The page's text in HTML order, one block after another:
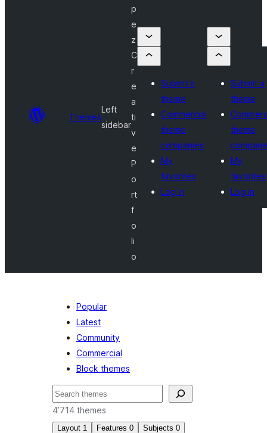
Themes
Left
sidebar
p
e
z
C
r
e
a
ti
v
e
P
o
rt
f
o
li
o
Submit a
theme
Commercial
theme
companies
My
favorites
Log in
Submit a
theme
theme
My
favorites
Log in
Popular
Latest
Community
Commercial
Block themes
Suchen
4’714 themes
Layout 1 Features 0 Subjects 0